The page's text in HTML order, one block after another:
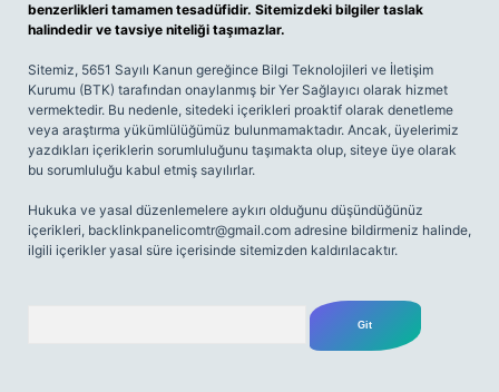
benzerlikleri tamamen tesadüfidir. Sitemizdeki bilgiler taslak
halindedir ve tavsiye niteliği taşımazlar.
Sitemiz, 5651 Sayılı Kanun gereğince Bilgi Teknolojileri ve İletişim
Kurumu (BTK) tarafından onaylanmış bir Yer Sağlayıcı olarak hizmet
vermektedir. Bu nedenle, sitedeki içerikleri proaktif olarak denetleme
veya araştırma yükümlülüğümüz bulunmamaktadır. Ancak, üyelerimiz
yazdıkları içeriklerin sorumluluğunu taşımakta olup, siteye üye olarak
bu sorumluluğu kabul etmiş sayılırlar.
Hukuka ve yasal düzenlemelere aykırı olduğunu düşündüğünüz
içerikleri, backlinkpanelicomtr@gmail.com adresine bildirmeniz halinde,
ilgili içerikler yasal süre içerisinde sitemizden kaldırılacaktır.